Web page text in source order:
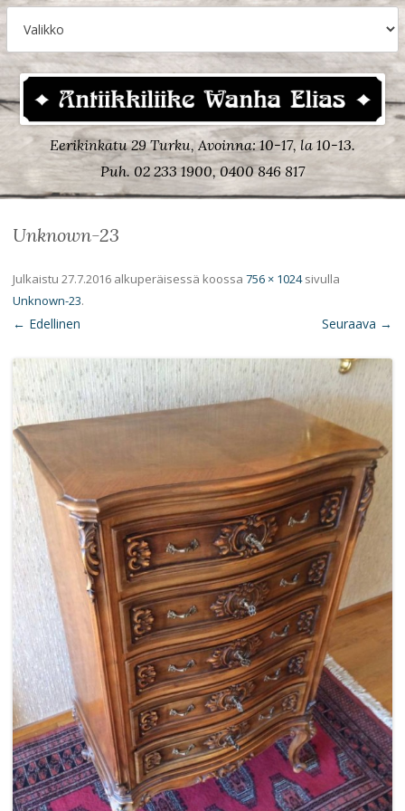
Eerikinkatu 29 Turku, Avoinna: 10-17, la 10-13.
Puh. 02 233 1900, 0400 846 817
Unknown-23
Julkaistu 27.7.2016 alkuperäisessä koossa 756 × 1024sivulla
Unknown-23.
← Edellinen Seuraava →